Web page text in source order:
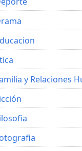
y Relaciones